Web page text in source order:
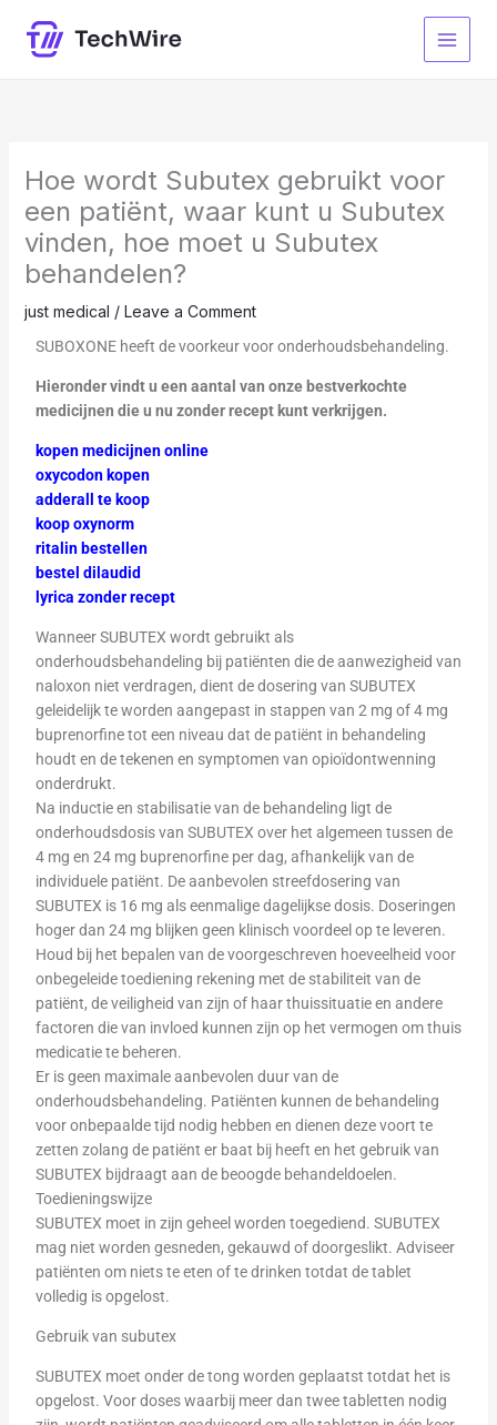
content
Hoe wordt Subutex gebruikt voor
een patiënt, waar kunt u Subutex
vinden, hoe moet u Subutex
behandelen?
just medical / Leave a Comment
SUBOXONE heeft de voorkeur voor onderhoudsbehandeling.
Hieronder vindt u een aantal van onze bestverkochte
medicijnen die u nu zonder recept kunt verkrijgen.
kopen medicijnen online
oxycodon kopen
adderall te koop
koop oxynorm
ritalin bestellen
bestel dilaudid
lyrica zonder recept
Wanneer SUBUTEX wordt gebruikt als
onderhoudsbehandeling bij patiënten die de aanwezigheid van
naloxon niet verdragen, dient de dosering van SUBUTEX
geleidelijk te worden aangepast in stappen van 2 mg of 4 mg
buprenorfine tot een niveau dat de patiënt in behandeling
houdt en de tekenen en symptomen van opioïdontwenning
onderdrukt.
Na inductie en stabilisatie van de behandeling ligt de
onderhoudsdosis van SUBUTEX over het algemeen tussen de
4 mg en 24 mg buprenorfine per dag, afhankelijk van de
individuele patiënt. De aanbevolen streefdosering van
SUBUTEX is 16 mg als eenmalige dagelijkse dosis. Doseringen
hoger dan 24 mg blijken geen klinisch voordeel op te leveren.
Houd bij het bepalen van de voorgeschreven hoeveelheid voor
onbegeleide toediening rekening met de stabiliteit van de
patiënt, de veiligheid van zijn of haar thuissituatie en andere
factoren die van invloed kunnen zijn op het vermogen om thuis
medicatie te beheren.
Er is geen maximale aanbevolen duur van de
onderhoudsbehandeling. Patiënten kunnen de behandeling
voor onbepaalde tijd nodig hebben en dienen deze voort te
zetten zolang de patiënt er baat bij heeft en het gebruik van
SUBUTEX bijdraagt aan de beoogde behandeldoelen.
Toedieningswijze
SUBUTEX moet in zijn geheel worden toegediend. SUBUTEX
mag niet worden gesneden, gekauwd of doorgeslikt. Adviseer
patiënten om niets te eten of te drinken totdat de tablet
volledig is opgelost.
Gebruik van subutex
SUBUTEX moet onder de tong worden geplaatst totdat het is
opgelost. Voor doses waarbij meer dan twee tabletten nodig